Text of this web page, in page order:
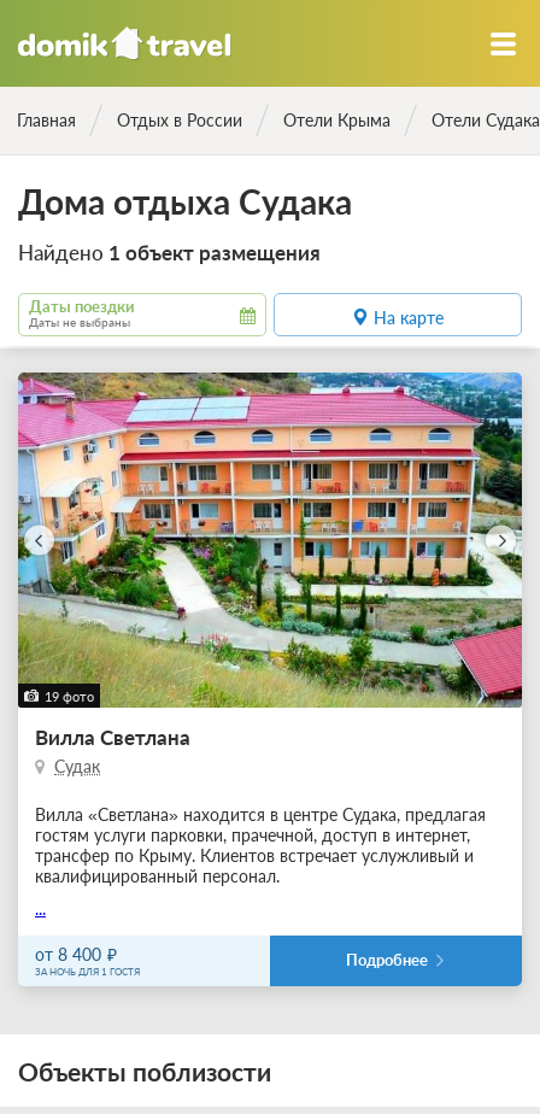
Главная Отдых в России Отели Крыма Отели Судака
Дома отдыха Судака
Найдено 1 объект размещения
Даты поездки
Даты не выбраны На карте
19 фото
Вилла Светлана
Судак
Вилла «Светлана» находится в центре Судака, предлагая
гостям услуги парковки, прачечной, доступ в интернет,
трансфер по Крыму. Клиентов встречает услужливый и
квалифицированный персонал.
...
от 8 400
ЗА НОЧЬ ДЛЯ 1 ГОСТЯ
Подробнее
Объекты поблизости